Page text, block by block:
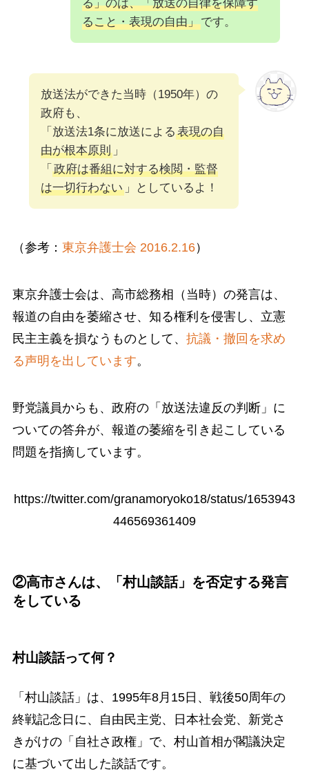
る」のは、「放送の自律を保障す
ること・表現の自由」です。
放送法ができた当時（1950年）の
政府も、
「放送法1条に放送による 表現の自
由が根本原則」
「 政府は番組に対する検閲・監督
は一切行わない」としているよ！
（参考： 東京弁護士会 2016.2.16）
東京弁護士会は、高市総務相（当時）の発言は、
報道の自由を萎縮させ、知る権利を侵害し、立憲
民主主義を損なうものとして、 抗議・撤回を求め
る声明を出しています。
野党議員からも、政府の「放送法違反の判断」に
ついての答弁が、報道の萎縮を引き起こしている
問題を指摘しています。
https://twitter.com/granamoryoko18/status/1653943
446569361409
②高市さんは、「村山談話」を否定する発言
をしている
村山談話って何？
「村山談話」は、1995年8月15日、戦後50周年の
終戦記念日に、自由民主党、日本社会党、新党さ
きがけの「自社さ政権」で、村山首相が閣議決定
に基づいて出した談話です。